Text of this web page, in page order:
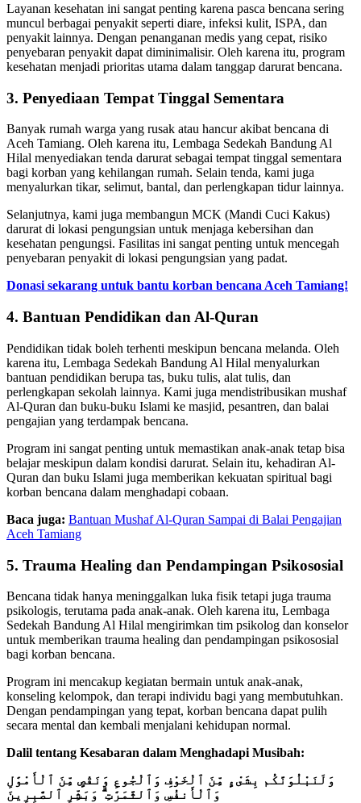
Layanan kesehatan ini sangat penting karena pasca bencana sering
muncul berbagai penyakit seperti diare, infeksi kulit, ISPA, dan
penyakit lainnya. Dengan penanganan medis yang cepat, risiko
penyebaran penyakit dapat diminimalisir. Oleh karena itu, program
kesehatan menjadi prioritas utama dalam tanggap darurat bencana.
3. Penyediaan Tempat Tinggal Sementara
Banyak rumah warga yang rusak atau hancur akibat bencana di
Aceh Tamiang. Oleh karena itu, Lembaga Sedekah Bandung Al
Hilal menyediakan tenda darurat sebagai tempat tinggal sementara
bagi korban yang kehilangan rumah. Selain tenda, kami juga
menyalurkan tikar, selimut, bantal, dan perlengkapan tidur lainnya.
Selanjutnya, kami juga membangun MCK (Mandi Cuci Kakus)
darurat di lokasi pengungsian untuk menjaga kebersihan dan
kesehatan pengungsi. Fasilitas ini sangat penting untuk mencegah
penyebaran penyakit di lokasi pengungsian yang padat.
Donasi sekarang untuk bantu korban bencana Aceh Tamiang!
4. Bantuan Pendidikan dan Al-Quran
Pendidikan tidak boleh terhenti meskipun bencana melanda. Oleh
karena itu, Lembaga Sedekah Bandung Al Hilal menyalurkan
bantuan pendidikan berupa tas, buku tulis, alat tulis, dan
perlengkapan sekolah lainnya. Kami juga mendistribusikan mushaf
Al-Quran dan buku-buku Islami ke masjid, pesantren, dan balai
pengajian yang terdampak bencana.
Program ini sangat penting untuk memastikan anak-anak tetap bisa
belajar meskipun dalam kondisi darurat. Selain itu, kehadiran Al-
Quran dan buku Islami juga memberikan kekuatan spiritual bagi
korban bencana dalam menghadapi cobaan.
Baca juga: Bantuan Mushaf Al-Quran Sampai di Balai Pengajian
Aceh Tamiang
5. Trauma Healing dan Pendampingan Psikososial
Bencana tidak hanya meninggalkan luka fisik tetapi juga trauma
psikologis, terutama pada anak-anak. Oleh karena itu, Lembaga
Sedekah Bandung Al Hilal mengirimkan tim psikolog dan konselor
untuk memberikan trauma healing dan pendampingan psikososial
bagi korban bencana.
Program ini mencakup kegiatan bermain untuk anak-anak,
konseling kelompok, dan terapi individu bagi yang membutuhkan.
Dengan pendampingan yang tepat, korban bencana dapat pulih
secara mental dan kembali menjalani kehidupan normal.
Dalil tentang Kesabaran dalam Menghadapi Musibah:
وَلَنَبْلُوَنَّكُم بِشَىْءٍ مِّنَ ٱلْخَوْفِ وَٱلْجُوعِ وَنَقْصٍ مِّنَ ٱلْأَمْوَٰلِ
وَٱلْأَنفُسِ وَٱلثَّمَرَٰتِ ۗ وَبَشِّرِ ٱلصَّٰبِرِينَ